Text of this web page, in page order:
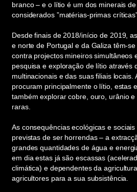
branco – e o lítio é um dos minerais
considerados ”matérias-primas
Desde finais de 2018/início de 2019,
e norte de Portugal e da Galiza têm-
contra projectos mineiros simultâneos
pesquisa e exploração de lítio através
multinacionais e das suas filiais locais.
procuram principalmente o lítio, estas
também explorar cobre, ouro, urânio
raras.
As consequências ecológicas e
previstas de ser horrendas – a
grandes quantidades de água e
em dia estas já são escassas
climática) e dependentes da
agricultores para a sua subsistência.